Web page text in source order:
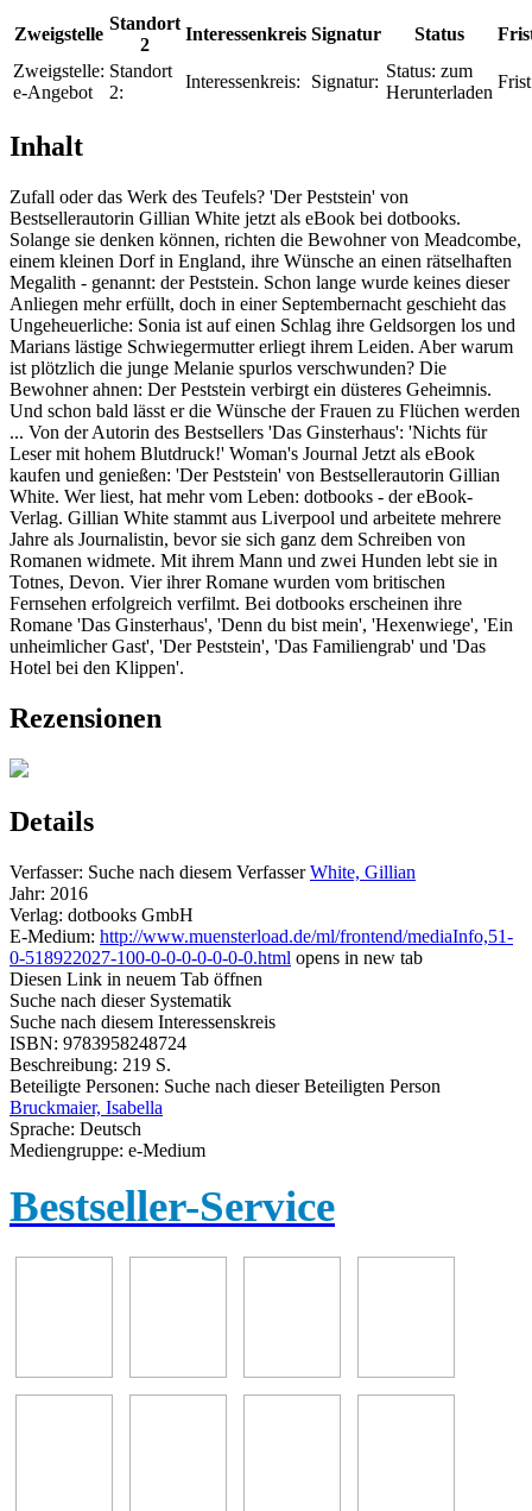
Zweigstelle
Standort
2
Interessenkreis Signatur Status
Zweigstelle:
e-Angebot
Standort
2:
Interessenkreis: Signatur:
Status: zum
Herunterladen
Inhalt
Zufall oder das Werk des Teufels? 'Der Peststein' von
Bestsellerautorin Gillian White jetzt als eBook bei dotbooks.
Solange sie denken können, richten die Bewohner von Meadcombe,
einem kleinen Dorf in England, ihre Wünsche an einen rätselhaften
Megalith - genannt: der Peststein. Schon lange wurde keines dieser
Anliegen mehr erfüllt, doch in einer Septembernacht geschieht das
Ungeheuerliche: Sonia ist auf einen Schlag ihre Geldsorgen los und
Marians lästige Schwiegermutter erliegt ihrem Leiden. Aber warum
ist plötzlich die junge Melanie spurlos verschwunden? Die
Bewohner ahnen: Der Peststein verbirgt ein düsteres Geheimnis.
Und schon bald lässt er die Wünsche der Frauen zu Flüchen werden
... Von der Autorin des Bestsellers 'Das Ginsterhaus': 'Nichts für
Leser mit hohem Blutdruck!' Woman's Journal Jetzt als eBook
kaufen und genießen: 'Der Peststein' von Bestsellerautorin Gillian
White. Wer liest, hat mehr vom Leben: dotbooks - der eBook-
Verlag. Gillian White stammt aus Liverpool und arbeitete mehrere
Jahre als Journalistin, bevor sie sich ganz dem Schreiben von
Romanen widmete. Mit ihrem Mann und zwei Hunden lebt sie in
Totnes, Devon. Vier ihrer Romane wurden vom britischen
Fernsehen erfolgreich verfilmt. Bei dotbooks erscheinen ihre
Romane 'Das Ginsterhaus', 'Denn du bist mein', 'Hexenwiege', 'Ein
unheimlicher Gast', 'Der Peststein', 'Das Familiengrab' und 'Das
Hotel bei den Klippen'.
Rezensionen
Details
Verfasser: Suche nach diesem Verfasser White, Gillian
Jahr: 2016
Verlag: dotbooks GmbH
E-Medium: http://www.muensterload.de/ml/frontend/mediaInfo,51-
0-518922027-100-0-0-0-0-0-0-0.html opens in new tab
Diesen Link in neuem Tab öffnen
Suche nach dieser Systematik
Suche nach diesem Interessenskreis
ISBN: 9783958248724
Beschreibung: 219 S.
Beteiligte Personen: Suche nach dieser Beteiligten Person
Bruckmaier, Isabella
Sprache: Deutsch
Mediengruppe: e-Medium
Bestseller-Service